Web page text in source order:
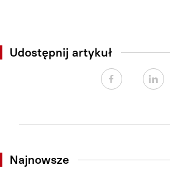
Udostępnij artykuł
Najnowsze